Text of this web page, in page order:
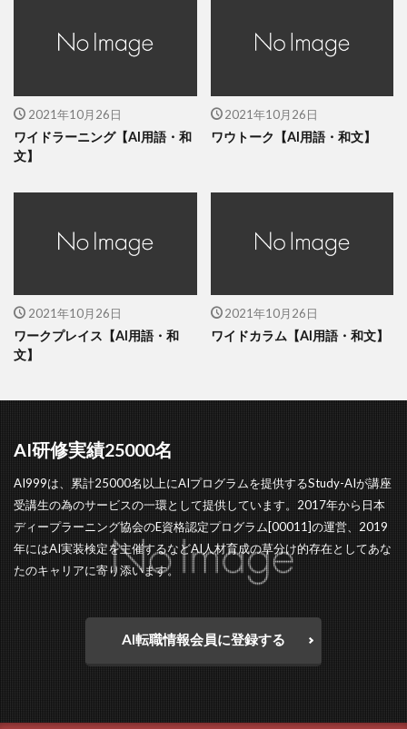
2021年10月26日
ワイドラーニング【AI用語・和
文】
2021年10月26日
ワウトーク【AI用語・和文】
2021年10月26日
ワークプレイス【AI用語・和
文】
2021年10月26日
ワイドカラム【AI用語・和文】
AI研修実績25000名
AI999は、累計25000名以上にAIプログラムを提供するStudy-AIが講座
受講生の為のサービスの一環として提供しています。2017年から日本
ディープラーニング協会のE資格認定プログラム[00011]の運営、2019
年にはAI実装検定を主催するなどAI人材育成の草分け的存在としてあな
たのキャリアに寄り添います。
AI転職情報会員に登録する